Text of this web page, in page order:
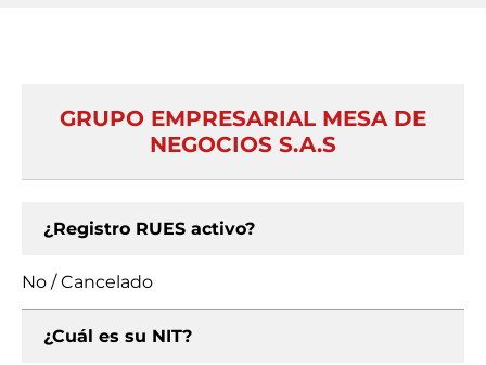
GRUPO EMPRESARIAL MESA DE
NEGOCIOS S.A.S
¿Registro RUES activo?
No / Cancelado
¿Cuál es su NIT?